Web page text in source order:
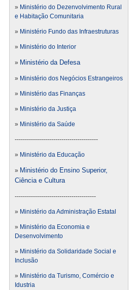
» Ministério do Dezenvolvimento Rural
e Habitação Comunitaria
» Ministério Fundo das Infraestruturas
» Ministério do Interior
» Ministério da Defesa
» Ministério dos Negócios Estrangeiros
» Ministério das Finanças
» Ministério da Justiça
» Ministério da Saúde
-----------------------------------------
» Ministério da Educação
» Ministério do Ensino Superior,
Ciência e Cultura
----------------------------------------
» Ministério da Administração Estatal
» Ministério da Economia e
Desenvolvimento
» Ministério da Solidaridade Social e
Inclusão
» Ministério da Turismo, Comércio e
Idustria